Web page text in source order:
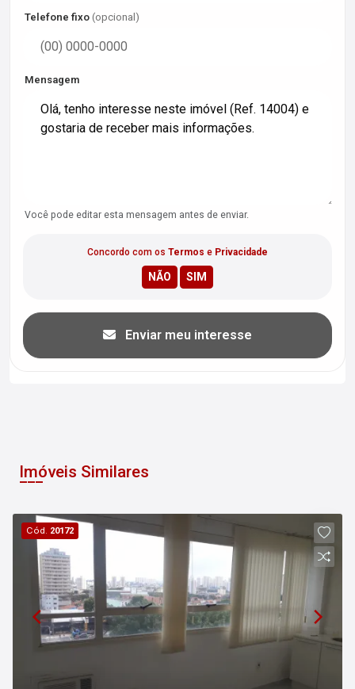
Telefone fixo (opcional)
Mensagem
Você pode editar esta mensagem antes de enviar.
Concordo com os Termos e Privacidade
Enviar meu interesse
Imóveis Similares
Cód. 20172